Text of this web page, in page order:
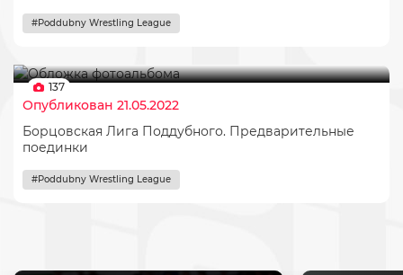
#Poddubny Wrestling League
137
Опубликован 21.05.2022
Борцовская Лига Поддубного. Предварительные
поединки
#Poddubny Wrestling League